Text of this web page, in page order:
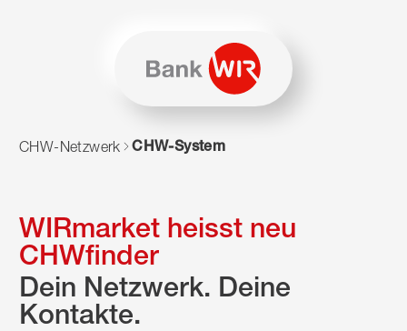
Zum Navigieren dieser Seite wird JavaScript benötigt.
CHW-Netzwerk CHW-System
WIRmarket heisst neu
CHWfinder
Dein Netzwerk. Deine
Kontakte.